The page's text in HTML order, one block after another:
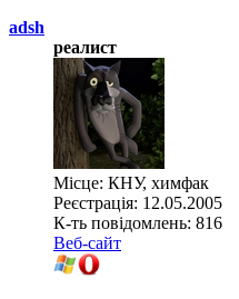
adsh
реалист
Місце: КНУ, химфак
Реєстрація: 12.05.2005
К-ть повідомлень: 816
Веб-сайт